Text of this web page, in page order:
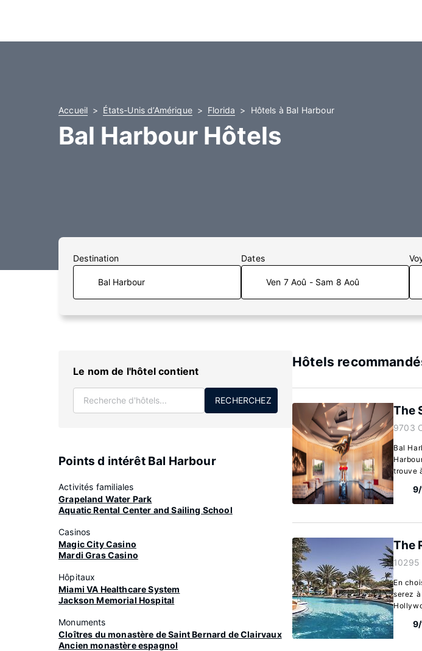
Accueil États-Unis d’Amérique Florida Hôtels à Bal Harbour
Bal Harbour Hôtels
Destination Dates
Ven 7 Aoû - Sam 8 Aoû
Le nom de l'hôtel contient
RECHERCHEZ
Points d intérêt Bal Harbour
Activités familiales
Grapeland Water Park
Aquatic Rental Center and Sailing School
Casinos
Magic City Casino
Mardi Gras Casino
Hôpitaux
Miami VA Healthcare System
Jackson Memorial Hospital
Monuments
Cloîtres du monastère de Saint Bernard de Clairvaux
Ancien monastère espagnol
Hôtels
The
9703
Bal
trouve
The
10295
En
serez